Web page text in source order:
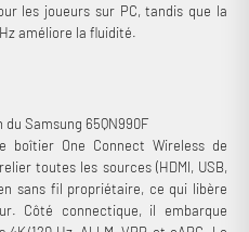
les joueurs sur PC, tandis que la
améliore la fluidité.
Samsung 65QN990F
boîtier One Connect Wireless de
toutes les sources (HDMI, USB,
sans fil propriétaire, ce qui libère
Côté connectique, il embarque